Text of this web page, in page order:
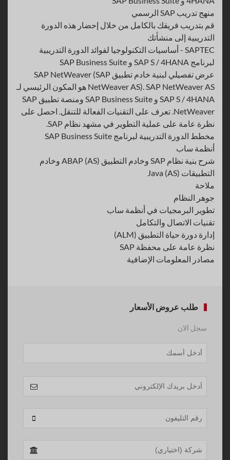
منهج تدريب SAP الرسمي
قم بتدريب فريقك بالكامل من خلال إحضار هذه الدورة
التدريبية إلى منشأتك
SAPTEC - أساسيات التكنولوجيا لفوائد الدورة التدريبية
لبرنامج SAP S / 4HANA و SAP Business Suite
عرض تفصيلي لبنية خادم تطبيق SAP NetWeaver (SAP
NetWeaver AS). SAP NetWeaver AS هو المكون الرئيسي لـ
SAP S / 4HANA و SAP Business Suite ومنصة تطبيق SAP
NetWeaver. تعرف على التقنيات الفعالة للتنقل. احصل على
نظرة عامة على عملية التطوير في مشهد نظام SAP.
مخطط الدورة التدريبية لبرنامج SAP Business Suite
أنظمة ساب
شرح بنية نظام SAP وخادم التطبيق (AS) ABAP وخادم
التطبيقات (AS) Java
ملاحة
جوهر النظام
تطوير البرمجيات في أنظمة ساب
تقنيات الاتصال والتكامل
إدارة دورة حياة التطبيق (ALM)
نظرة عامة على محفظة SAP
مصادر المعلومات الإضافية
طلب عروض الأسعار
سجل الان
Company
Name